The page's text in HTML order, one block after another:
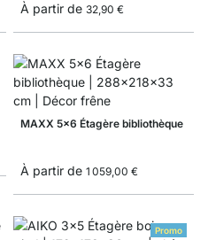
À partir de 32,90 €
MAXX 5x6 Étagère bibliothèque
À partir de 1 059,00 €
Promo